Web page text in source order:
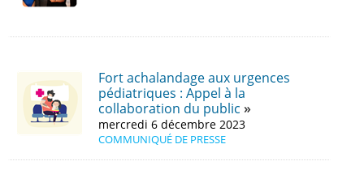
Fort achalandage aux urgences
pédiatriques : Appel à la
collaboration du public
mercredi 6 décembre 2023
COMMUNIQUÉ DE PRESSE